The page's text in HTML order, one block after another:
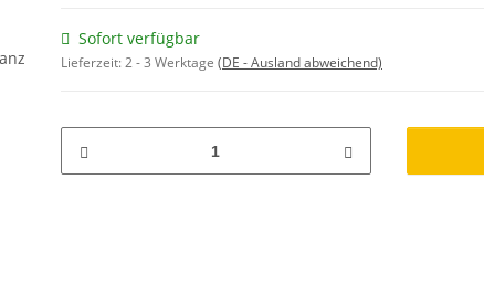
Sofort verfügbar
Lieferzeit:2 - 3 Werktage (DE - Ausland abweichend)